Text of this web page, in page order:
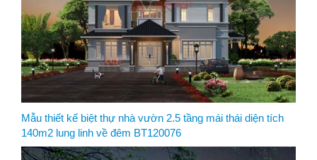
Mẫu thiết kế biệt thự nhà vườn 2.5 tầng mái thái diện tích
140m2 lung linh về đêm BT120076